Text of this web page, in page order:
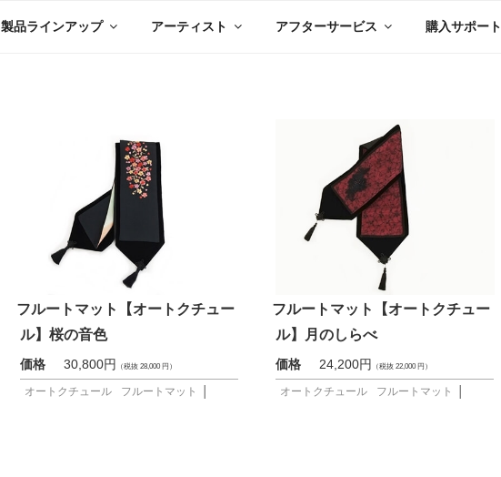
製品ラインアップ アーティスト アフターサービス 購入サポート
フルートマット【オートクチュー
ル】桜の音色
価格 30,800円 （税抜 28,000 円）
オートクチュール フルートマット
フルートマット【オートクチュー
ル】月のしらべ
価格 24,200円 （税抜 22,000 円）
オートクチュール フルートマット